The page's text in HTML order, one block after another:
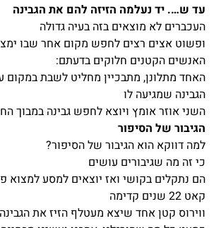
עד ש…. יד נעלמה הזיזה להם את הגבינה
העכברים לא מוצאים בזה בעיה גדולה
ופשוט אצים רצים לחפש מקום אחר שבו
האנשים הקטנים חלוקים בדעתם:
האחד מתלונן, מתבכיין מחליט לשבת במקום
הגבינה שמגיעה לו
השני אוזר אומץ ויוצא לחפש גבינה במבוך
הגיבור של הסיפור
למה דווקא הוא הגיבור של הסיפור?
כי זה מה שגיבורים עושים
הם נתקלים בקושי ואז יוצאים למסע למצוא
קאט 22 שנים קדימה
ווירוס קטן אחד שיצא מעטלף הזיז את